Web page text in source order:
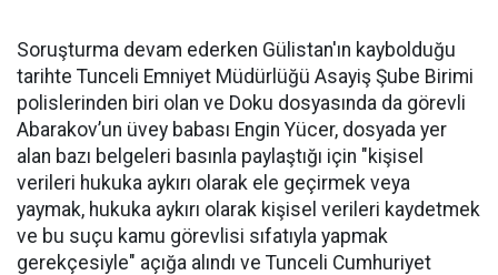
Soruşturma devam ederken Gülistan'ın kaybolduğu
tarihte Tunceli Emniyet Müdürlüğü Asayiş Şube Birimi
polislerinden biri olan ve Doku dosyasında da görevli
Abarakov’un üvey babası Engin Yücer, dosyada yer
alan bazı belgeleri basınla paylaştığı için "kişisel
verileri hukuka aykırı olarak ele geçirmek veya
yaymak, hukuka aykırı olarak kişisel verileri kaydetmek
ve bu suçu kamu görevlisi sıfatıyla yapmak
gerekçesiyle" açığa alındı ve Tunceli Cumhuriyet